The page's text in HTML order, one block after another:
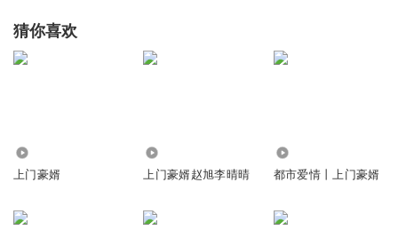
猜你喜欢
上门豪婿 上门豪婿赵旭李晴晴 都市爱情丨上门豪婿